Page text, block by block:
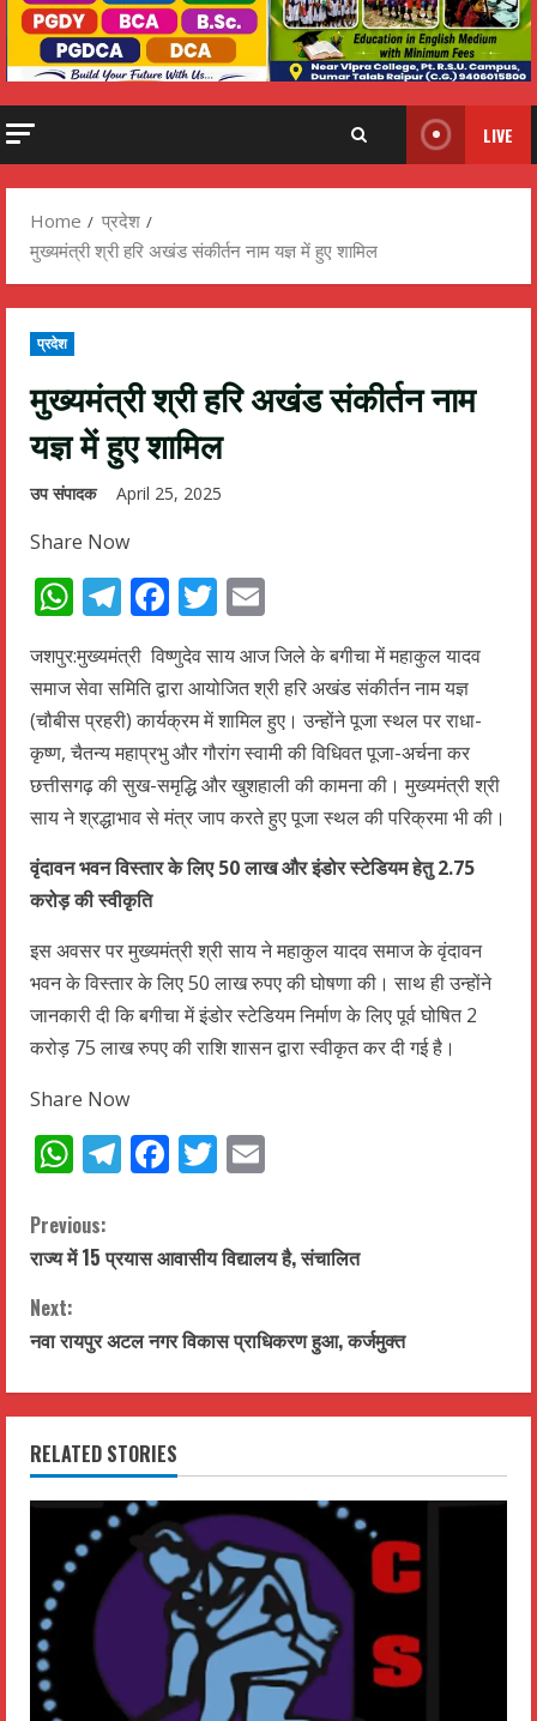
LIVE
Home
प्रदेश
मुख्यमंत्री श्री हरि अखंड संकीर्तन नाम यज्ञ में हुए शामिल
प्रदेश
मुख्यमंत्री श्री हरि अखंड संकीर्तन नाम
यज्ञ में हुए शामिल
उप संपादक April 25, 2025
Share Now
WhatsApp
Telegram
Facebook
Twitter
जशपुर:मुख्यमंत्री विष्णुदेव साय आज जिले के बगीचा में महाकुल यादव
समाज सेवा समिति द्वारा आयोजित श्री हरि अखंड संकीर्तन नाम यज्ञ
(चौबीस प्रहरी) कार्यक्रम में शामिल हुए। उन्होंने पूजा स्थल पर राधा-
कृष्ण, चैतन्य महाप्रभु और गौरांग स्वामी की विधिवत पूजा-अर्चना कर
छत्तीसगढ़ की सुख-समृद्धि और खुशहाली की कामना की। मुख्यमंत्री श्री
साय ने श्रद्धाभाव से मंत्र जाप करते हुए पूजा स्थल की परिक्रमा भी की।
वृंदावन भवन विस्तार के लिए 50 लाख और इंडोर स्टेडियम हेतु 2.75
करोड़ की स्वीकृति
इस अवसर पर मुख्यमंत्री श्री साय ने महाकुल यादव समाज के वृंदावन
भवन के विस्तार के लिए 50 लाख रुपए की घोषणा की। साथ ही उन्होंने
जानकारी दी कि बगीचा में इंडोर स्टेडियम निर्माण के लिए पूर्व घोषित 2
करोड़ 75 लाख रुपए की राशि शासन द्वारा स्वीकृत कर दी गई है।
Share Now
WhatsApp
Telegram
Facebook
Twitter
C
o
n
t
i
n
R
e
Previous:
राज्य में 15 प्रयास आवासीय विद्यालय है, संचालित
Next:
नवा रायपुर अटल नगर विकास प्राधिकरण हुआ, कर्जमुक्त
RELATED STORIES